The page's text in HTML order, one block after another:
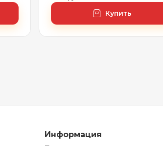
Купить
Информация